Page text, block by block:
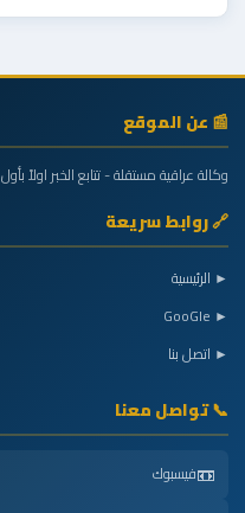
📰 عن الموقع
وكالة عراقية مستقلة - تتابع الخبر اولاً بأول
🔗 روابط سريعة
► الرئيسية
► GooGle
► اتصل بنا
📞 تواصل معنا
📼فيسبوك